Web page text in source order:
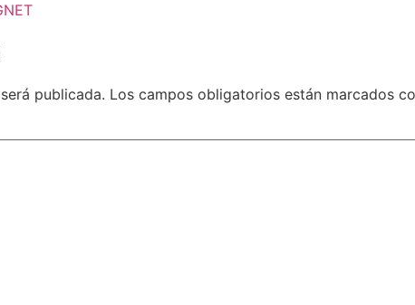
publicada. Los campos obligatorios están marcados